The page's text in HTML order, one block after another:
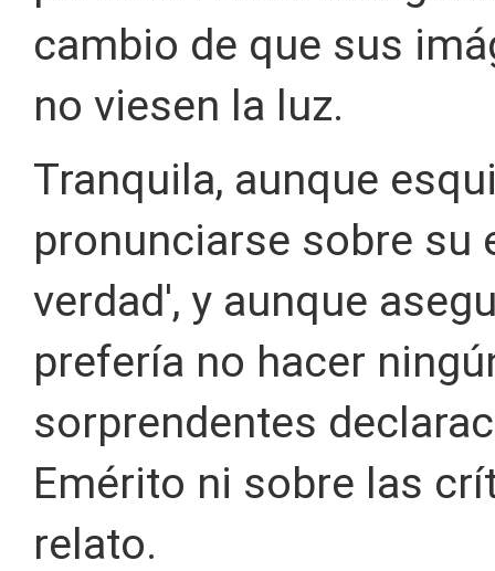
cambio de que sus
no viesen la luz.
Tranquila, aunque
pronunciarse sobre su
verdad', y aunque
prefería no hacer
sorprendentes
Emérito ni sobre las
relato.